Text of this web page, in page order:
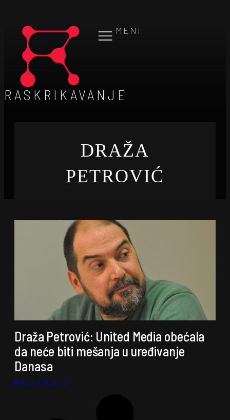
MENI
RASKRIKAVANJE
DRAŽA
PETROVIĆ
Draža Petrović: United Media obećala
da neće biti mešanja u uređivanje
Danasa
Marija Vučić